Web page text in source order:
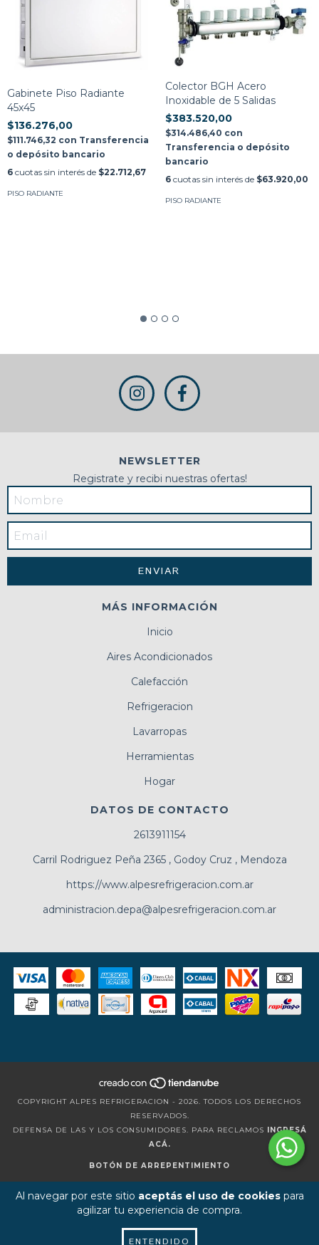
Al navegar por este sitio aceptás el uso de cookiespara
agilizar tu experiencia de compra.
ENTENDIDO
Gabinete Piso Radiante
45x45
$136.276,00
$111.746,32 con Transferencia
o depósito bancario
6 cuotas sin interés de $22.712,67
PISO RADIANTE
Colector BGH Acero
Inoxidable de 5 Salidas
$383.520,00
$314.486,40 con
Transferencia o depósito
bancario
6cuotas sin interés de $63.920,00
PISO RADIANTE
NEWSLETTER
Registrate y recibi nuestras ofertas!
MÁS INFORMACIÓN
Inicio
Aires Acondicionados
Calefacción
Refrigeracion
Lavarropas
Herramientas
Hogar
DATOS DE CONTACTO
2613911154
Carril Rodriguez Peña 2365 , Godoy Cruz , Mendoza
https://www.alpesrefrigeracion.com.ar
administracion.depa@alpesrefrigeracion.com.ar
COPYRIGHT ALPES REFRIGERACION - 2026. TODOS LOS DERECHOS
RESERVADOS.
DEFENSA DE LAS Y LOS CONSUMIDORES. PARA RECLAMOS
INGRESÁ
ACÁ.
BOTÓN DE ARREPENTIMIENTO